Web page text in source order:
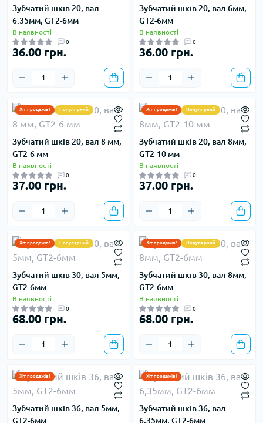
Зубчатий шків 20, вал
6.35мм, GT2-6мм
В наявності
0
36.00 грн.
Зубчатий шків 20, вал 6мм,
GT2-6мм
В наявності
0
36.00 грн.
Хіт продажів! Популярний
Зубчатий шків 20, вал 8 мм,
GT2-6 мм
В наявності
0
37.00 грн.
Хіт продажів! Популярний
Зубчатий шків 20, вал 8мм,
GT2-10 мм
В наявності
0
37.00 грн.
Хіт продажів! Популярний
Зубчатий шків 30, вал 5мм,
GT2-6мм
В наявності
0
68.00 грн.
Хіт продажів! Популярний
Зубчатий шків 30, вал 8мм,
GT2-6мм
В наявності
0
68.00 грн.
Хіт продажів!
Зубчатий шків 36, вал 5мм,
GT2-6мм
Хіт продажів!
Зубчатий шків 36, вал
6,35мм, GT2-6мм